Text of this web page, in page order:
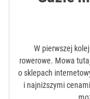
W pierwszej
rowerowe. Mowa
o sklepach
i najniższymi